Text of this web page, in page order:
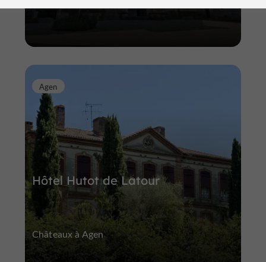
Hôtel Hutot de Latour
Agen
Châteaux à Agen